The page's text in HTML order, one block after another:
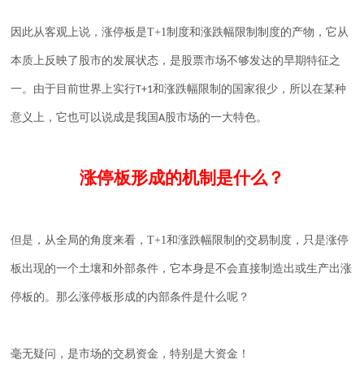
因此从客观上说，涨停板是T+1制度和涨跌幅限制制度的产物，它从
本质上反映了股市的发展状态，是股票市场不够发达的早期特征之
一。由于目前世界上实行T+1和涨跌幅限制的国家很少，所以在某种
意义上，它也可以说成是我国A股市场的一大特色。
涨停板形成的机制是什么？
但是，从全局的角度来看，T+1和涨跌幅限制的交易制度，只是涨停
板出现的一个土壤和外部条件，它本身是不会直接制造出或生产出涨
停板的。那么涨停板形成的内部条件是什么呢？
毫无疑问，是市场的交易资金，特别是大资金！